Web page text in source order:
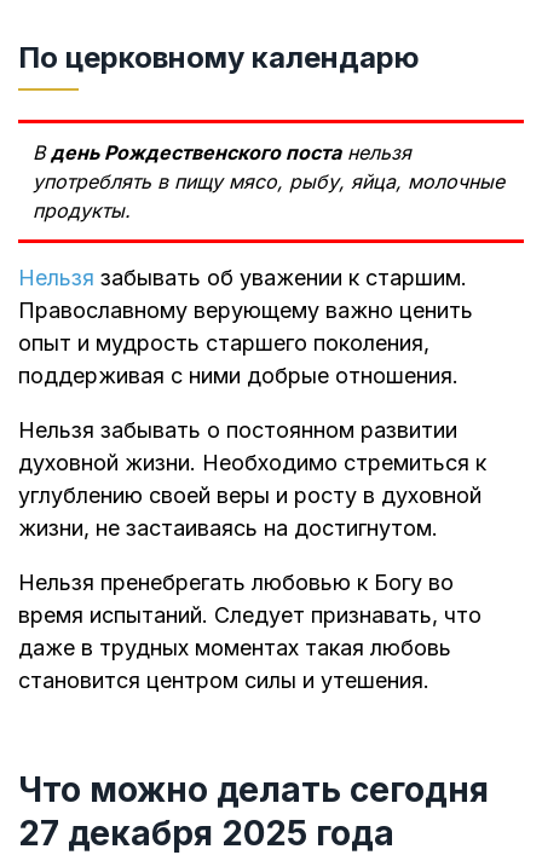
По церковному календарю
Вдень Рождественского постанельзя
употреблять в пищу мясо, рыбу, яйца, молочные
продукты.
Нельзя забывать об уважении к старшим.
Православному верующему важно ценить
опыт и мудрость старшего поколения,
поддерживая с ними добрые отношения.
Нельзя забывать о постоянном развитии
духовной жизни. Необходимо стремиться к
углублению своей веры и росту в духовной
жизни, не застаиваясь на достигнутом.
Нельзя пренебрегать любовью к Богу во
время испытаний. Следует признавать, что
даже в трудных моментах такая любовь
становится центром силы и утешения.
Что можно делать сегодня
27 декабря 2025 года